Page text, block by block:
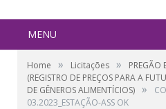
MENU
Home » Licitações »
PREGÃO
(REGISTRO DE PREÇOS PARA A
DE GÊNEROS ALIMENTÍCIOS) »
03.2023_ESTAÇÃO-ASS OK